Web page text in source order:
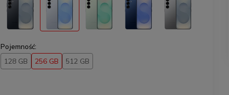
Pojemność:
128 GB 256 GB 512 GB